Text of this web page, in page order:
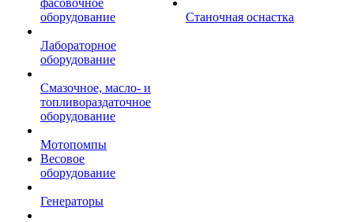
фасовочное
оборудование
Лабораторное
оборудование
Смазочное, масло- и
топливораздаточное
оборудование
Мотопомпы
Весовое
оборудование
Генераторы
Станочная оснастка